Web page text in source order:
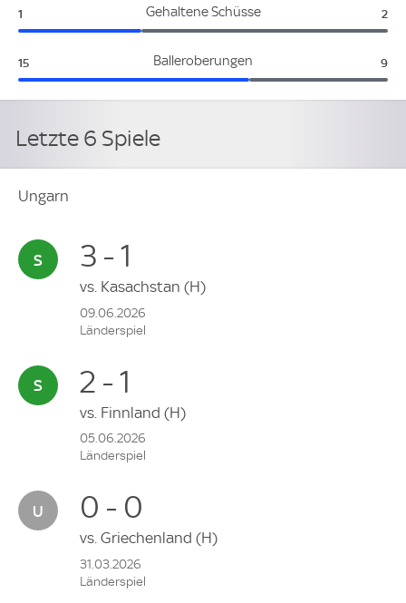
Gehaltene Schüsse
Ungarn:
1 2
Balleroberungen
Ungarn:
15 9
Letzte 6 Spiele
Ungarn
3 - 1
vs. Kasachstan (H)
09.06.2026
Länderspiel
2 - 1
vs. Finnland (H)
05.06.2026
Länderspiel
0 - 0
vs. Griechenland (H)
31.03.2026
Länderspiel